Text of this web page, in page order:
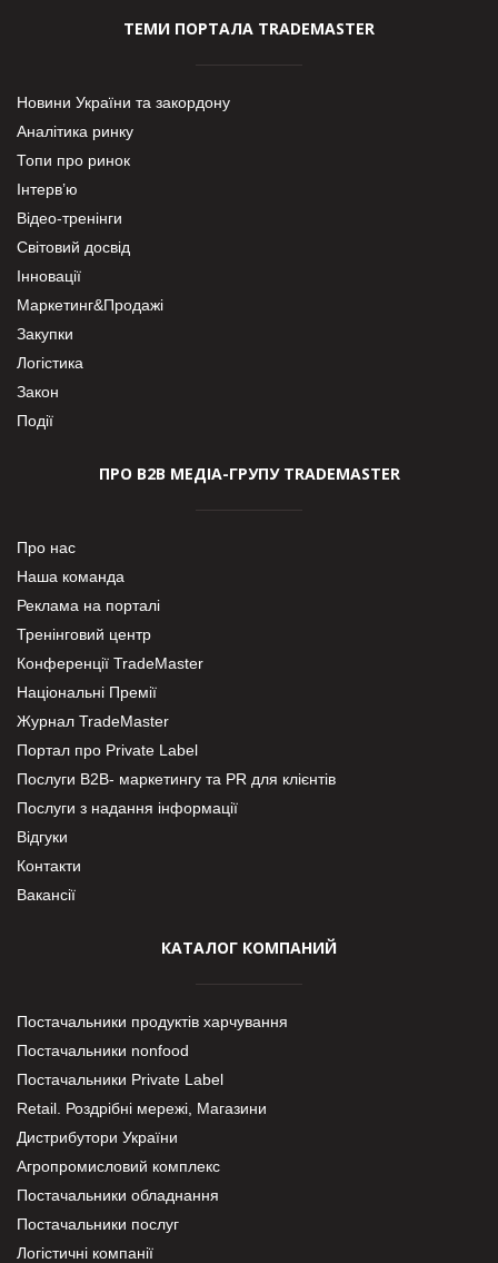
ТЕМИ ПОРТАЛА TRADEMASTER
Новини України та закордону
Аналітика ринку
Топи про ринок
Інтерв’ю
Відео-тренінги
Світовий досвід
Інновації
Маркетинг&Продажі
Закупки
Логістика
Закон
Події
ПРО В2В МЕДІА-ГРУПУ TRADEMASTER
Про нас
Наша команда
Реклама на порталі
Тренінговий центр
Конференції TradeMaster
Національні Премії
Журнал TradeMaster
Портал про Private Label
Послуги В2В- маркетингу та PR для клієнтів
Послуги з надання інформації
Відгуки
Контакти
Вакансії
КАТАЛОГ КОМПАНИЙ
Постачальники продуктів харчування
Постачальники nonfood
Постачальники Private Label
Retail. Роздрібні мережі, Магазини
Дистрибутори України
Агропромисловий комплекс
Постачальники обладнання
Постачальники послуг
Логістичні компанії